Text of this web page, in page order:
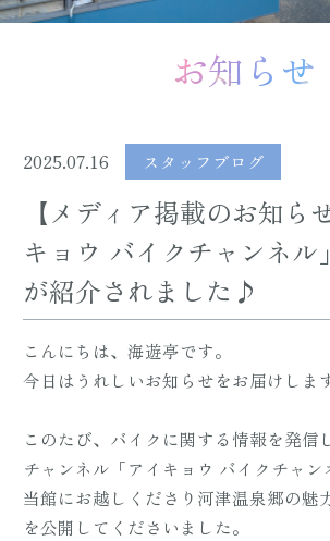
お知らせ
2025.07.16 スタッフブログ
【メディア掲載のお知ら
キョウ バイクチャンネル
が紹介されました♪
こんにちは、海遊亭です。
今日はうれしいお知らせをお届けしま
このたび、バイクに関する情報を発信
チャンネル「アイキョウ バイクチャン
当館にお越しくださり河津温泉郷の魅
を公開してくださいました。